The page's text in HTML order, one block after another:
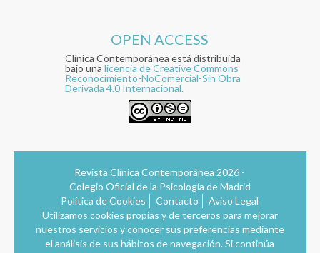
OPEN ACCESS
Clínica Contemporánea está distribuida
bajo unalicencia de Creative Commons
Reconocimiento-NoComercial-Sin Obra
Derivada 4.0 Internacional.
Revista Clínica Contemporánea 2026 -
Colegio Oficial de la Psicología de Madrid
Política de Cookies
Contacto
Aviso Legal
Utilizamos cookies propias y de terceros para mejorar
nuestros servicios y conocer sus preferencias mediante
el análisis de sus hábitos de navegación. Si continúa